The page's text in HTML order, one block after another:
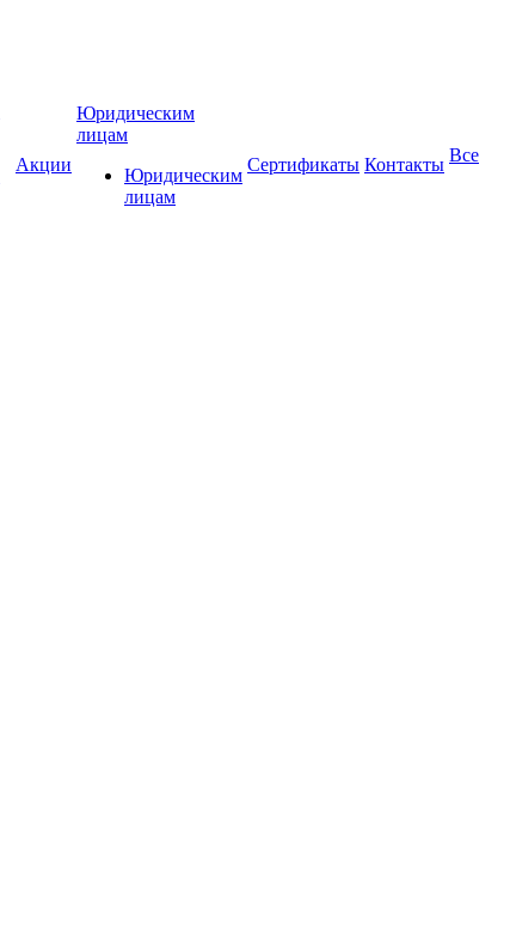
Акции
Юридическим
лицам
Юридическим
лицам
Сертификаты Контакты Все